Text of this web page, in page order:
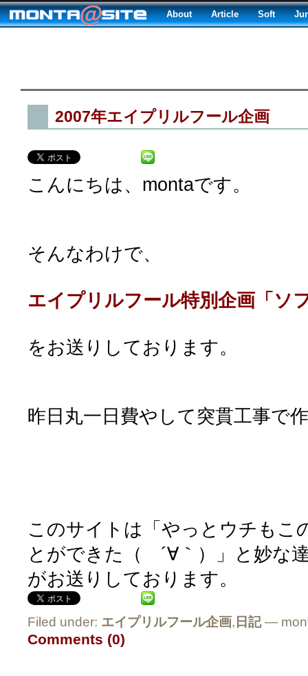
About Article Soft
2007年エイプリルフール企画
こんにちは、montaです。
そんなわけで、
エイプリルフール特別企画「ソ
をお送りしております。
昨日丸一日費やして突貫工事で
このサイトは「やっとウチもこ
とができた（ ´∀｀）」と妙な
がお送りしております。
Filed under: エイプリルフール企画, 日記—
Comments (0)